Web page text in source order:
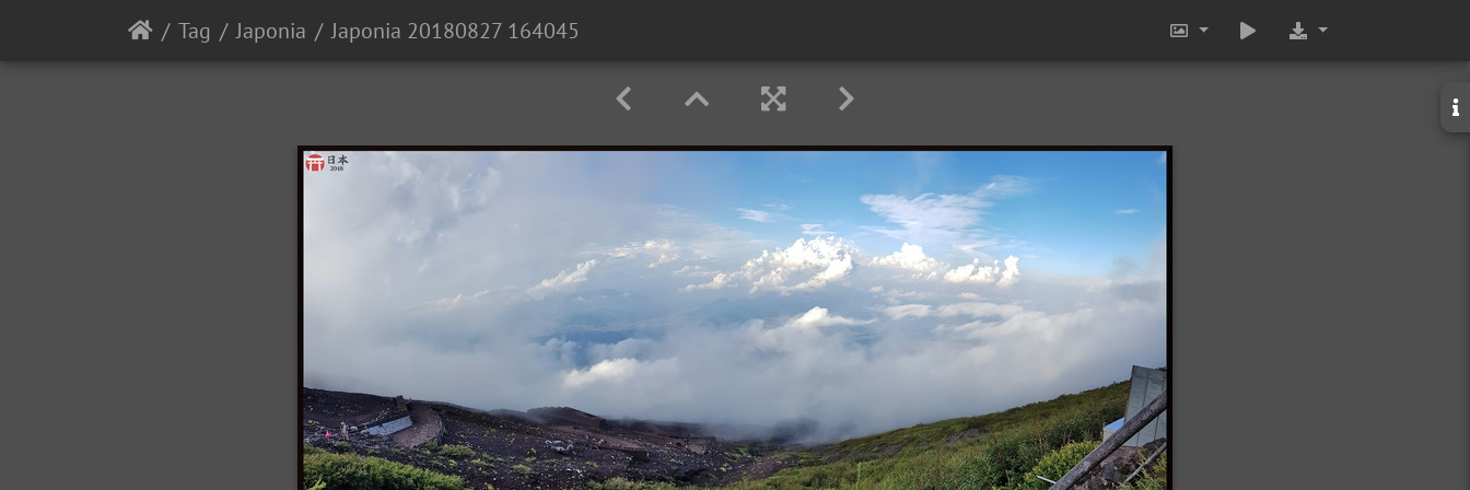
Tag Japonia Japonia 20180827 164045